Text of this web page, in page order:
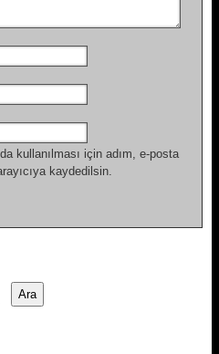
kullanılması için adım, e-posta
kaydedilsin.
Ara